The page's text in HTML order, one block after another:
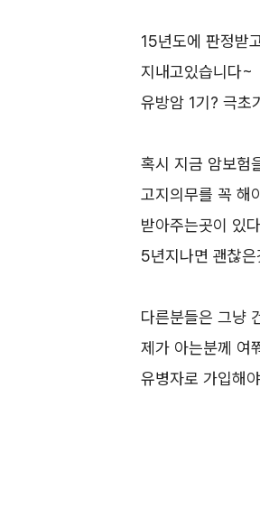
15년도에 판정받
지내고있습니다~
유방암 1기? 극초
혹시 지금 암보험
고지의무를 꼭 해
받아주는곳이 있
5년지나면 괜찮
다른분들은 그냥
제가 아는분께 여
유병자로 가입해